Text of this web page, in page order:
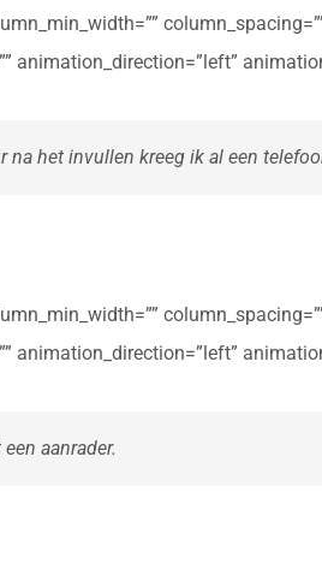
animation_direction=”left”
na het invullen kreeg ik al een
animation_direction=”left”
aanrader.